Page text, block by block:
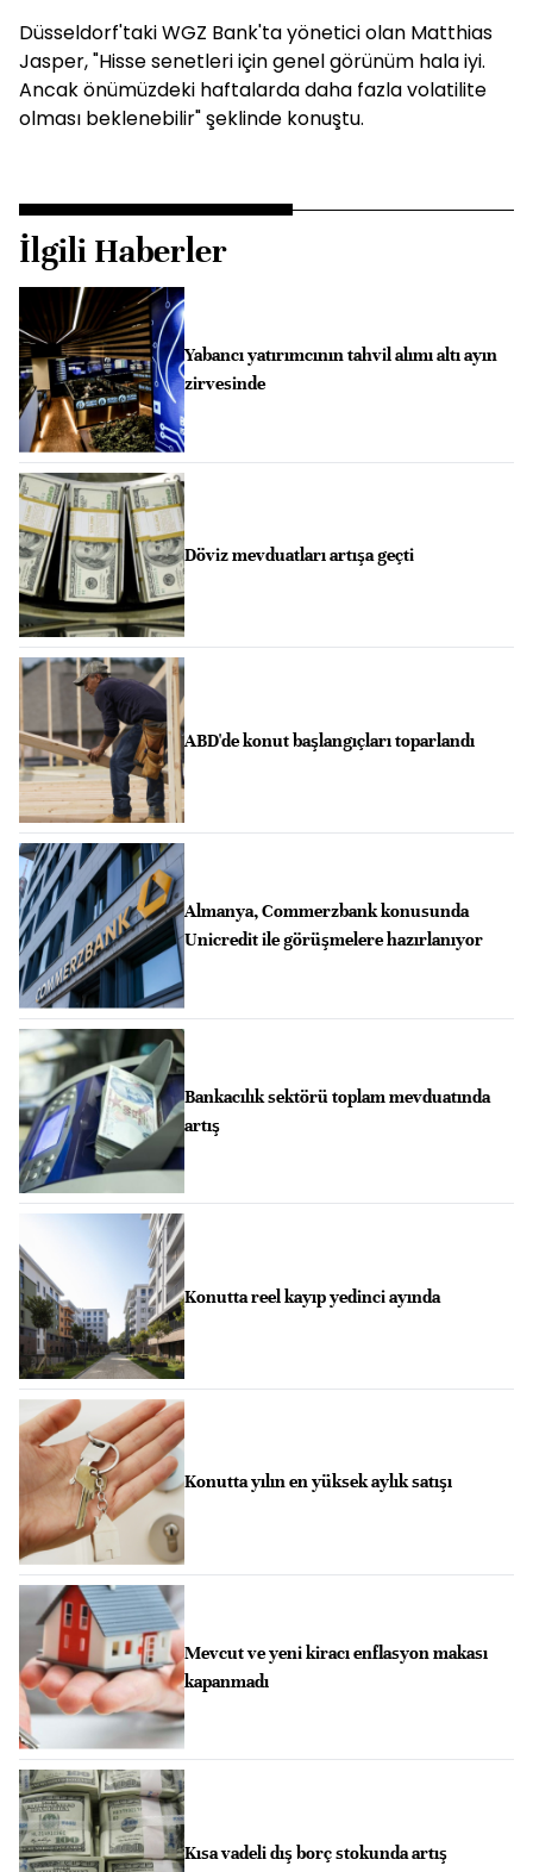
Düsseldorf'taki WGZ Bank'ta yönetici olan Matthias
Jasper, "Hisse senetleri için genel görünüm hala iyi.
Ancak önümüzdeki haftalarda daha fazla volatilite
olması beklenebilir" şeklinde konuştu.
İlgili Haberler
Yabancı yatırımcının tahvil alımı altı ayın
zirvesinde
Döviz mevduatları artışa geçti
ABD'de konut başlangıçları toparlandı
Almanya, Commerzbank konusunda
Unicredit ile görüşmelere hazırlanıyor
Bankacılık sektörü toplam mevduatında
artış
Konutta reel kayıp yedinci ayında
Konutta yılın en yüksek aylık satışı
Mevcut ve yeni kiracı enflasyon makası
kapanmadı
Kısa vadeli dış borç stokunda artış